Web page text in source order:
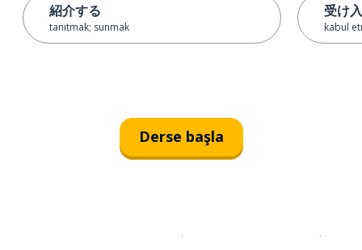
紹介する
tanıtmak; sunmak
受け
kabul
Derse başla